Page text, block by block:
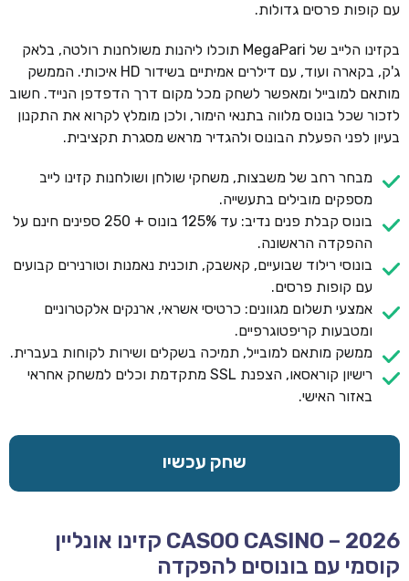
עם קופות פרסים גדולות.
בקזינו הלייב של MegaPari תוכלו ליהנות משולחנות רולטה, בלאק
ג'ק, בקארה ועוד, עם דילרים אמיתיים בשידור HD איכותי. הממשק
מותאם למובייל ומאפשר לשחק מכל מקום דרך הדפדפן הנייד. חשוב
לזכור שכל בונוס מלווה בתנאי הימור, ולכן מומלץ לקרוא את התקנון
בעיון לפני הפעלת הבונוס ולהגדיר מראש מסגרת תקציבית.
מבחר רחב של משבצות, משחקי שולחן ושולחנות קזינו לייב
מספקים מובילים בתעשייה.
בונוס קבלת פנים נדיב: עד 125% בונוס + 250 ספינים חינם על
ההפקדה הראשונה.
בונוסי רילוד שבועיים, קאשבק, תוכנית נאמנות וטורנירים קבועים
עם קופות פרסים.
אמצעי תשלום מגוונים: כרטיסי אשראי, ארנקים אלקטרוניים
ומטבעות קריפטוגרפיים.
ממשק מותאם למובייל, תמיכה בשקלים ושירות לקוחות בעברית.
רישיון קוראסאו, הצפנת SSL מתקדמת וכלים למשחק אחראי
באזור האישי.
שחק עכשיו
CASOO CASINO – 2026 קזינו אונליין
קוסמי עם בונוסים להפקדה